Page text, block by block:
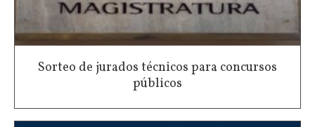
Sorteo de jurados técnicos para concursos
públicos